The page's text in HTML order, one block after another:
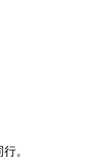
。